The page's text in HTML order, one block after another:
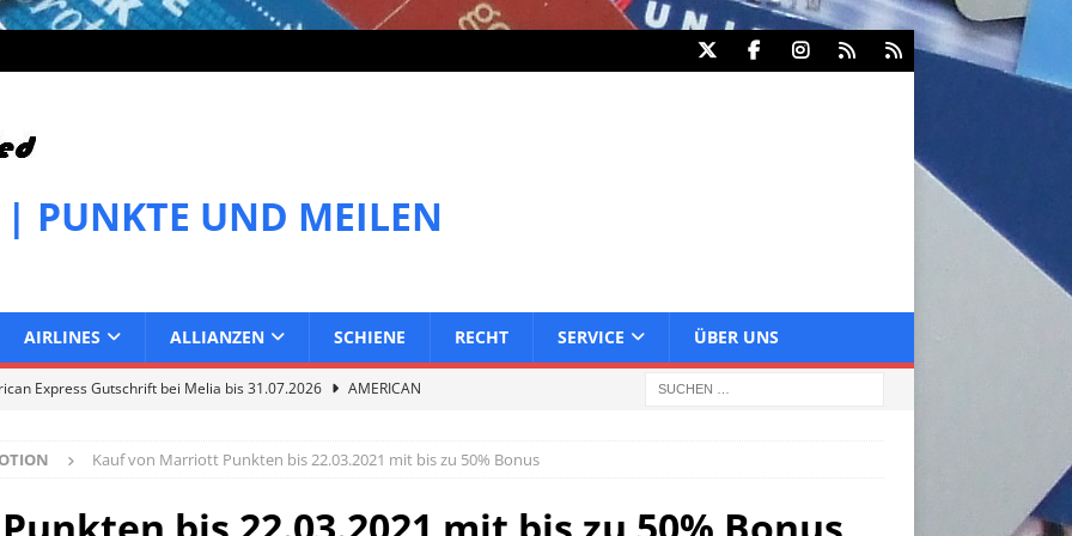
PUNKTE UND MEILEN
AIRLINES ALLIANZEN SCHIENE RECHT SERVICE ÜBER UNS
Express Gutschrift bei Melia bis 31.07.2026
AMERICAN
Express Gutschrift bei IHG bis 27.07.2026
AMERICAN
Kauf von Marriott Punkten bis 22.03.2021 mit bis zu 50% Bonus